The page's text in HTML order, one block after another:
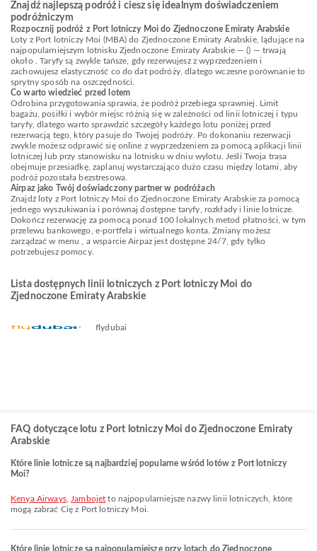
Znajdź najlepszą podróż i ciesz się idealnym doświadczeniem
podróżniczym
Rozpocznij podróż z Port lotniczy Moi do Zjednoczone Emiraty Arabskie
Loty z Port lotniczy Moi (MBA) do Zjednoczone Emiraty Arabskie, lądujące na
najpopularniejszym lotnisku Zjednoczone Emiraty Arabskie — () — trwają
około . Taryfy są zwykle tańsze, gdy rezerwujesz z wyprzedzeniem i
zachowujesz elastyczność co do dat podróży, dlatego wczesne porównanie to
sprytny sposób na oszczędności.
Co warto wiedzieć przed lotem
Odrobina przygotowania sprawia, że podróż przebiega sprawniej. Limit
bagażu, posiłki i wybór miejsc różnią się w zależności od linii lotniczej i typu
taryfy, dlatego warto sprawdzić szczegóły każdego lotu poniżej przed
rezerwacją tego, który pasuje do Twojej podróży. Po dokonaniu rezerwacji
zwykle możesz odprawić się online z wyprzedzeniem za pomocą aplikacji linii
lotniczej lub przy stanowisku na lotnisku w dniu wylotu. Jeśli Twoja trasa
obejmuje przesiadkę, zaplanuj wystarczająco dużo czasu między lotami, aby
podróż pozostała bezstresowa.
Airpaz jako Twój doświadczony partner w podróżach
Znajdź loty z Port lotniczy Moi do Zjednoczone Emiraty Arabskie za pomocą
jednego wyszukiwania i porównaj dostępne taryfy, rozkłady i linie lotnicze.
Dokończ rezerwację za pomocą ponad 100 lokalnych metod płatności, w tym
przelewu bankowego, e-portfela i wirtualnego konta. Zmiany możesz
zarządzać w menu , a wsparcie Airpaz jest dostępne 24/7, gdy tylko
potrzebujesz pomocy.
Lista dostępnych linii lotniczych z Port lotniczy Moi do
Zjednoczone Emiraty Arabskie
flydubai
FAQ dotyczące lotu z Port lotniczy Moi do Zjednoczone Emiraty
Arabskie
Które linie lotnicze są najbardziej popularne wśród lotów z Port lotniczy
Moi?
Kenya Airways, Jambojet to najpopularniejsze nazwy linii lotniczych, które
mogą zabrać Cię z Port lotniczy Moi.
Które linie lotnicze są najpopularniejsze przy lotach do Zjednoczone